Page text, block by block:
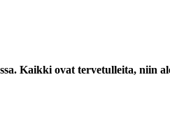
Kaikki ovat tervetulleita, niin